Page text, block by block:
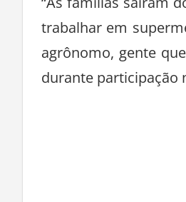
“As famílias saíram
trabalhar em
agrônomo, gente
durante participação